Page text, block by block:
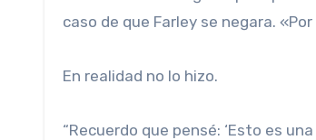
caso de que Farley se negara.
En realidad no lo hizo.
“Recuerdo que pensé: ‘Esto es